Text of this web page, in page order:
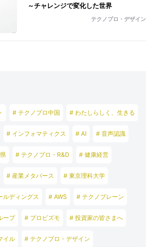
～チャレンジで変化した世界
テクノプロ・デザイン
# テクノプロ中国 # わたしらしく、生きる
# インフォマティクス # AI # 音声認識
# テクノプロ・R&D # 健康経営
# 産業メタバース # 東京理科大学
ルディングス # AWS # テクノブレーン
ープ # プロビズモ # 投資家の皆さまへ
イル # テクノプロ・デザイン